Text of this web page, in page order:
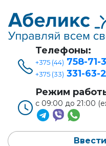
Телефоны:
+375 (44) 758-71-
+375 (33) 331-63-
Режим
с 09:00 до 21:00